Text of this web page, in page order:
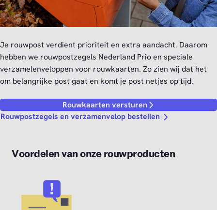
Je rouwpost verdient prioriteit en extra aandacht. Daarom
hebben we rouwpostzegels Nederland Prio en speciale
verzamelenveloppen voor rouwkaarten. Zo zien wij dat het
om belangrijke post gaat en komt je post netjes op tijd.
Rouwkaarten versturen
Rouwpostzegels en verzamenvelop bestellen
Voordelen van onze rouwproducten